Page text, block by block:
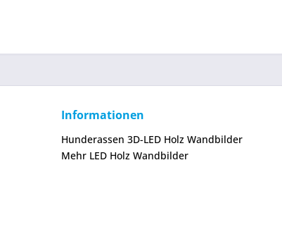
Informationen
Hunderassen 3D-LED Holz Wandbilder
Mehr LED Holz Wandbilder